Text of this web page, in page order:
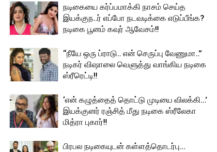
நடிகையை கர்ப்பமாக்கி நாசம் செய்த
இயக்குந..ர் எப்போ நடவடிக்கை எடுப்பீங்க?
நடிகை பூனம் கவுர் ஆவேசம்!!
“நீயே ஒரு ப்ராடு.. என் செருப்பு வேணுமா..”
நடிகர் விஷாலை வெளுத்து வாங்கிய நடிகை
ஸ்ரீரெட்டி!!
‘என் கழுத்தைத் தொட்டு முடியை விலக்கி…’
இயக்குனர் ரஞ்சித் மீது நடிகை ஸ்ரீலேகா
மித்ரா புகார்!!
பிரபல நடிகையுடன் கள்ளத்தொடர்பு…